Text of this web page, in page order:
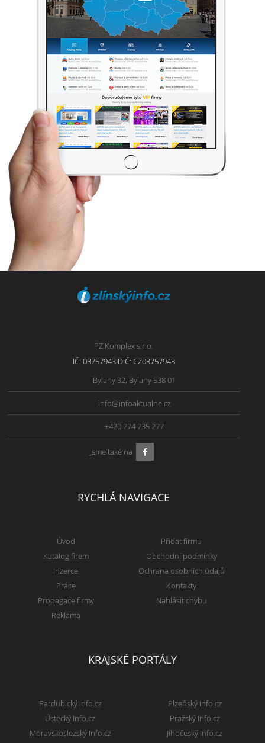
PZ Komplex s.r.o.
IČ: 03757943 DIČ: CZ03757943
Bylany 32, Bylany 538 01
info@infoaktualne.cz
+420 774 735 277
Jsme také na
RYCHLÁ NAVIGACE
Úvod
Katalog firem
Inzerce
Práce
Propagace firmy
Reklama
Přidat firmu
Obchodní podmínky
Ochrana osobních údajů
Kontakty
Nahlásit chybu
KRAJSKÉ PORTÁLY
Pardubický Info.cz
Ústecký Info.cz
Moravskoslezský Info.cz
Plzeňský Info.cz
Pražský Info.cz
Jihočeský Info.cz